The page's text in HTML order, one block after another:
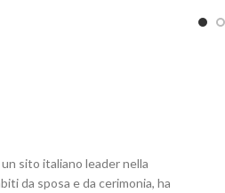
sito italiano leader nella
da sposa e da cerimonia, ha